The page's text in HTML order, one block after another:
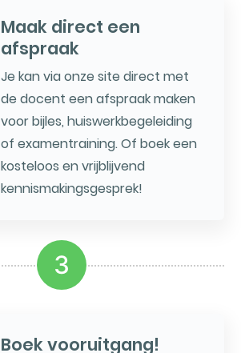
Maak direct een
afspraak
Je kan via onze site direct met
de docent een afspraak maken
voor bijles, huiswerkbegeleiding
of examentraining. Of boek een
kosteloos en vrijblijvend
kennismakingsgesprek!
3
Boek vooruitgang!